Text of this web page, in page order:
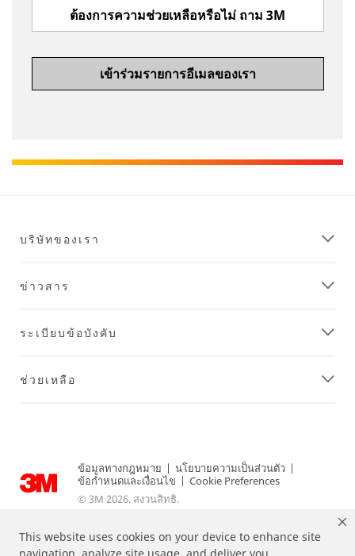
This website uses cookies on your device to enhance site
ต้องการความช่วยเหลือหรือไม่ ถาม 3M
เข้าร่วมรายการอีเมลของเรา
บริษัทของเรา
ข่าวสาร
ระเบียบข้อบังคับ
ช่วยเหลือ
ข้อมูลทางกฎหมาย | นโยบายความเป็นส่วนตัว |
ข้อกำหนดและเงื่อนไข | Cookie Preferences
© 3M 2026. สงวนสิทธิ.